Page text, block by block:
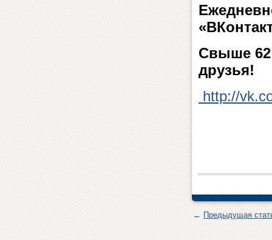
Свыше 62
друзья!
http://
←Предыдущая